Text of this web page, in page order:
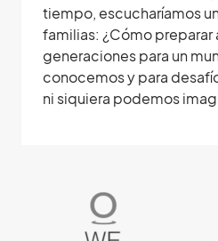
tiempo, escucharíamos
familias: ¿Cómo preparar
generaciones para un
conocemos y para
ni siquiera podemos